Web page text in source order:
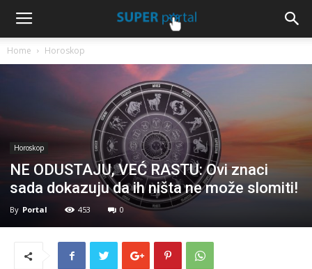
Home Horoskop
Horoskop
NE ODUSTAJU, VEĆ RASTU: Ovi znaci
sada dokazuju da ih ništa ne može slomiti!
By Portal 453 0